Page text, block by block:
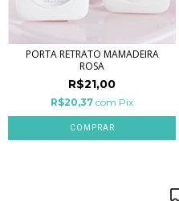
PORTA RETRATO MAMADEIRA
ROSA
R$21,00
R$20,37 com Pix